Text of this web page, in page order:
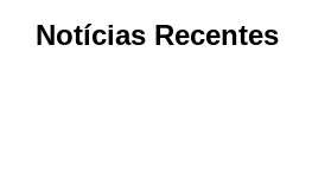
Notícias Recentes